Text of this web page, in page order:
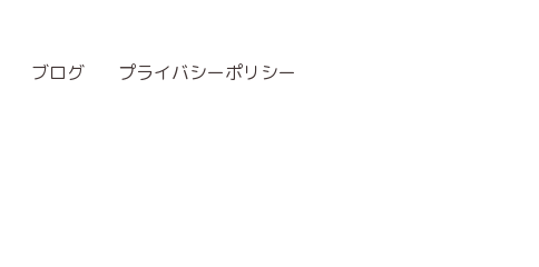
ブログ プライバシーポリシー